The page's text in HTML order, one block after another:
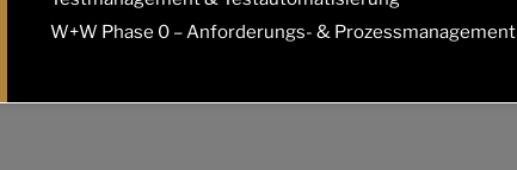
W+W Phase 0 – Anforderungs- & Prozessmanagement